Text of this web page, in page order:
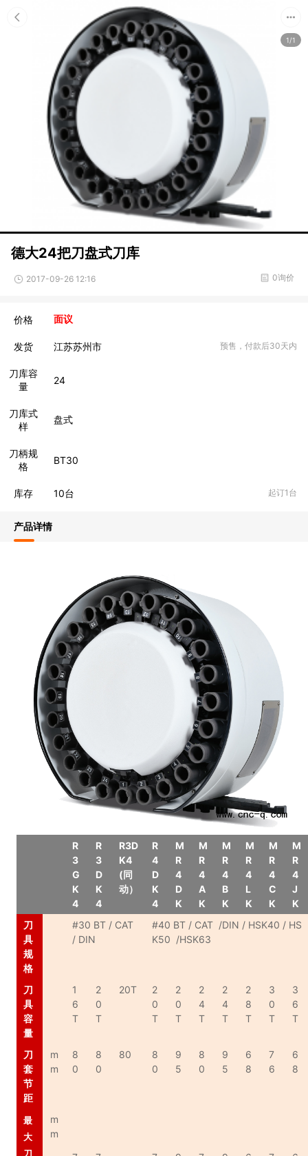
1/1
德大24把刀盘式刀库
2017-09-26 12:16 0询价
价格 面议
发货 江苏苏州市 预售，付款后30天内
刀库容
量
24
刀库式
样
盘式
刀柄规
格
BT30
库存 10台 起订1台
产品详情
R
3
G
K
4
R
3
D
K
4
R3D
K4
(同
动）
R
4
D
K
4
M
R
4
D
K
M
R
4
A
K
M
R
4
B
K
M
R
4
L
K
M
R
4
C
K
M
R
4
J
K
刀
具
规
格
#30 BT / CAT
/ DIN
#40 BT / CAT /DIN / HSK40 / HS
K50 /HSK63
刀
具
容
量
1
6
T
2
0
T
20T
2
0
T
2
0
T
2
4
T
2
4
T
2
8
T
3
0
T
3
6
T
刀
套
节
距
m
m
8
0
8
0
80
8
0
9
5
8
0
9
5
6
8
7
6
6
8
最
大
刀
m
m